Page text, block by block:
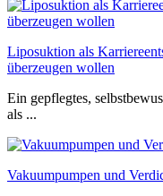
Liposuktion als
überzeugen wollen
Ein gepflegtes,
als ...
Vakuumpumpen und